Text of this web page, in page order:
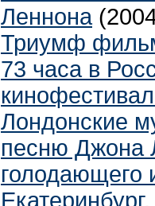
Леннона
Триумф
73 часа в
Лондонские
песню Джона
голодающего